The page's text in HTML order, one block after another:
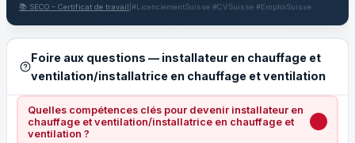
📚 SECO – Certificat de travail #LicenciementSuisse #CVSuisse #EmploiSuisse
Foire aux questions — installateur en chauffage et
ventilation/installatrice en chauffage et ventilation
Quelles compétences clés pour devenir installateur en
chauffage et ventilation/installatrice en chauffage et
ventilation ?